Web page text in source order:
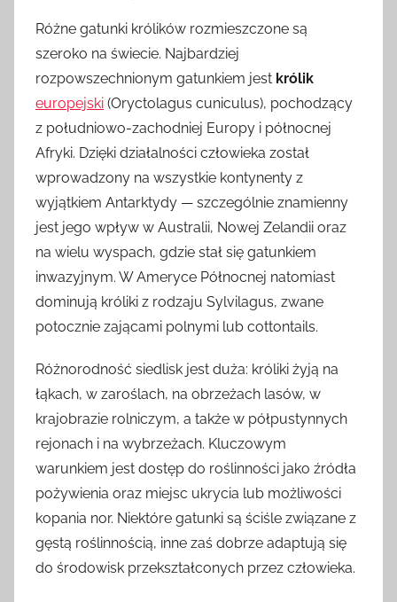
Różne gatunki królików rozmieszczone są
szeroko na świecie. Najbardziej
rozpowszechnionym gatunkiem jest królik
europejski (Oryctolagus cuniculus), pochodzący
z południowo-zachodniej Europy i północnej
Afryki. Dzięki działalności człowieka został
wprowadzony na wszystkie kontynenty z
wyjątkiem Antarktydy — szczególnie znamienny
jest jego wpływ w Australii, Nowej Zelandii oraz
na wielu wyspach, gdzie stał się gatunkiem
inwazyjnym. W Ameryce Północnej natomiast
dominują króliki z rodzaju Sylvilagus, zwane
potocznie zającami polnymi lub cottontails.
Różnorodność siedlisk jest duża: króliki żyją na
łąkach, w zaroślach, na obrzeżach lasów, w
krajobrazie rolniczym, a także w półpustynnych
rejonach i na wybrzeżach. Kluczowym
warunkiem jest dostęp do roślinności jako źródła
pożywienia oraz miejsc ukrycia lub możliwości
kopania nor. Niektóre gatunki są ściśle związane z
gęstą roślinnością, inne zaś dobrze adaptują się
do środowisk przekształconych przez człowieka.